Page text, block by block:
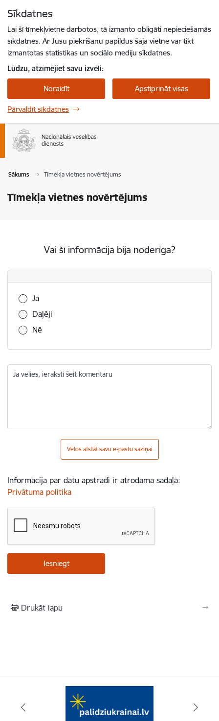
Sīkdatnes
Lai šī tīmekļvietne darbotos, tā izmanto obligāti nepieciešamās
sīkdatnes. Ar Jūsu piekrišanu papildus šajā vietnē var tikt
izmantotas statistikas un sociālo mediju sīkdatnes.
Lūdzu, atzīmējiet savu izvēli:
Noraidīt Apstiprināt visas
Pārvaldīt sīkdatnes
Sākums Tīmekļa vietnes novērtējums
Tīmekļa vietnes novērtējums
Vai šī informācija bija noderīga?
Vai šī informācija bija noderīga?
Jā
Daļēji
Nē
Ja vēlies, ieraksti šeit komentāru
Vēlos atstāt savu e-pastu saziņai
Informācija par datu apstrādi ir atrodama sadaļā:
Privātuma politika
Drukāt lapu